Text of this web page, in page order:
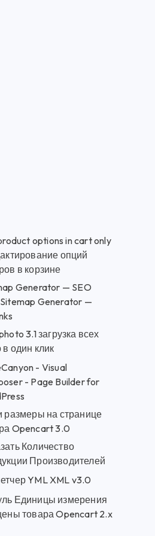
options in cart only
опций
в корзине
Generator — SEO
Generator —
3.1 загрузка всех
один клик
- Visual
- Page Builder for
размеры на странице
Opencart 3.0
Количество
Производителей
YML XML v3.0
Единицы измерения
товара Opencart 2.x